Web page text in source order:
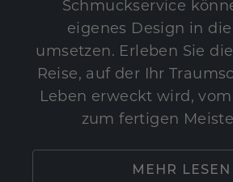
Schmuckservice
eigenes Design in
umsetzen. Erleben Sie
Reise, auf der Ihr
Leben erweckt wird,
zum fertigen
MEHR LESEN